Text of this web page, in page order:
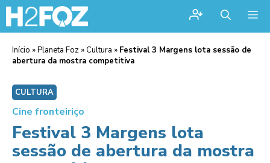
Início »Planeta Foz » Cultura » Festival 3 Margens lota sessão de
abertura da mostra competitiva
CULTURA
Cine fronteiriço
Festival 3 Margens lota
sessão de abertura da mostra